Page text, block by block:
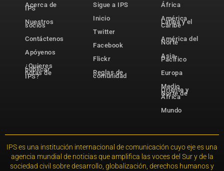
Acerca de
IPS
Nuestros
socios
Contáctenos
Apóyenos
¿Quieres
publicar
notas de
IPS?
Sigue a IPS
Inicio
Twitter
Facebook
Flickr
Reglas de
comunidad
África
América
Latina y el
Caribe
América del
Norte
Asia-
Pacífico
Europa
Medio
Oriente y
Norte de
África
Mundo
IPS es una institución internacional de comunicación cuyo eje es una
agencia mundial de noticias que amplifica las voces del Sur y de la
sociedad civil sobre desarrollo, globalización, derechos humanos y